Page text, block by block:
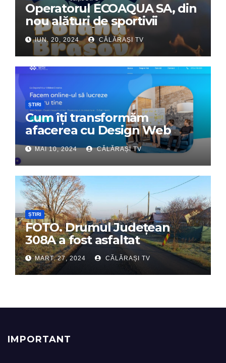
Operatorul ECOAQUA SA, din
nou alături de sportivii
călărășeni. Începe „Prima
Tabără”!
IUN. 20, 2024 CĂLĂRAȘI TV
ȘTIRI
Cum îți transformăm
afacerea cu Design Web
Interactiv – Partenerul tău
digital de încredere
MAI 10, 2024 CĂLĂRAȘI TV
ȘTIRI
FOTO. Drumul Județean
308A a fost asfaltat
MART. 27, 2024 CĂLĂRAȘI TV
IMPORTANT